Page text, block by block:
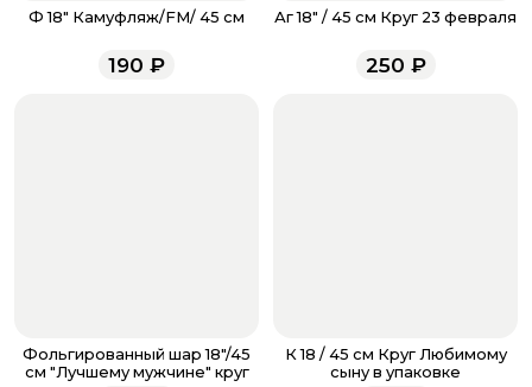
звоните по номеру телефона 8 (927) 936-71-86
напишите WhatsApp
+7 937 333-66-53
. Наши
менеджеры работают ежедневно с 9.00 до 23.00 и
всегда рады проконсультировать вас.
Ф 18" Камуфляж/FM/ 45 см
190 ₽
Аг 18" / 45 см Круг 23 февраля
250 ₽
Фольгированный шар 18"/45
см "Лучшему мужчине" круг
К 18 / 45 см Круг Любимому
сыну в упаковке